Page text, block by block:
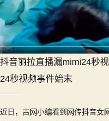
抖音丽拉直播漏mimi24秒
24秒视频事件始末
近日，古网小编看到网传抖音女